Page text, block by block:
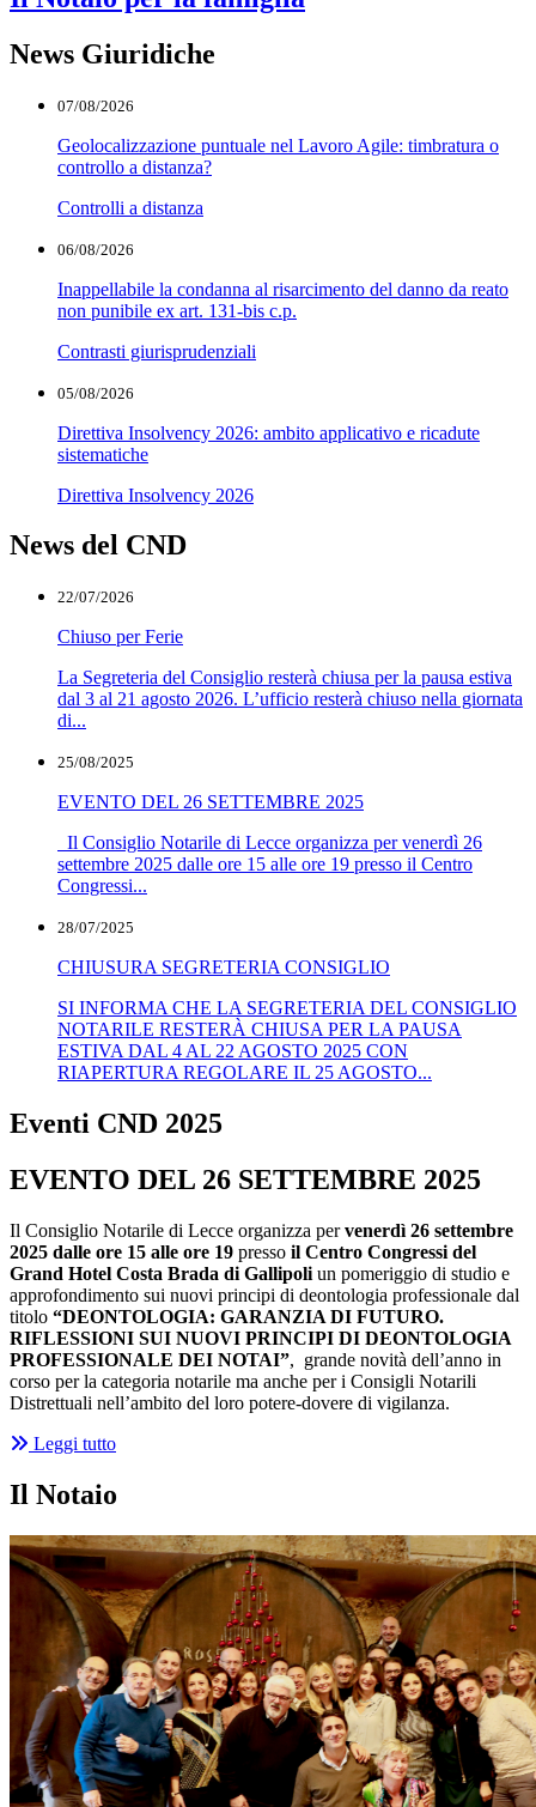
News Giuridiche
07/08/2026
Geolocalizzazione puntuale nel Lavoro Agile: timbratura o
controllo a distanza?
Controlli a distanza
06/08/2026
Inappellabile la condanna al risarcimento del danno da reato
non punibile ex art. 131-bis c.p.
Contrasti giurisprudenziali
05/08/2026
Direttiva Insolvency 2026: ambito applicativo e ricadute
sistematiche
Direttiva Insolvency 2026
News del CND
22/07/2026
Chiuso per Ferie
La Segreteria del Consiglio resterà chiusa per la pausa estiva
dal 3 al 21 agosto 2026. L’ufficio resterà chiuso nella giornata
di...
25/08/2025
EVENTO DEL 26 SETTEMBRE 2025
Il Consiglio Notarile di Lecce organizza per venerdì 26
settembre 2025 dalle ore 15 alle ore 19 presso il Centro
Congressi...
28/07/2025
CHIUSURA SEGRETERIA CONSIGLIO
SI INFORMA CHE LA SEGRETERIA DEL CONSIGLIO
NOTARILE RESTERÀ CHIUSA PER LA PAUSA
ESTIVA DAL 4 AL 22 AGOSTO 2025 CON
RIAPERTURA REGOLARE IL 25 AGOSTO...
Eventi CND 2025
EVENTO DEL 26 SETTEMBRE 2025
Il Consiglio Notarile di Lecce organizza pervenerdì 26 settembre
2025 dalle ore 15 alle ore 19 presso il Centro Congressi del
Grand Hotel Costa Brada di Gallipoli un pomeriggio di studio e
approfondimento sui nuovi principi di deontologia professionale dal
titolo “DEONTOLOGIA: GARANZIA DI FUTURO.
RIFLESSIONI SUI NUOVI PRINCIPI DI DEONTOLOGIA
PROFESSIONALE DEI NOTAI”, grande novità dell’anno in
corso per la categoria notarile ma anche per i Consigli Notarili
Distrettuali nell’ambito del loro potere-dovere di vigilanza.
Leggi tutto
Il Notaio